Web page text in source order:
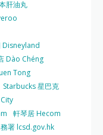
肝油丸
Disneyland
Dào Chéng
Tong
Starbucks 星巴克
軒琴居 Hecom
署 lcsd.gov.hk